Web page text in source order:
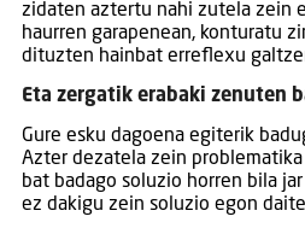
zidaten aztertu nahi zutela zein
haurren garapenean, konturatu
dituzten hainbat erreflexu
Eta zergatik erabaki zenuten
Gure esku dagoena egiterik
Azter dezatela zein
bat badago soluzio horren bila
ez dakigu zein soluzio egon